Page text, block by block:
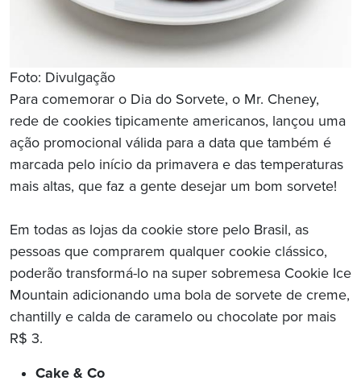
Foto: Divulgação
Para comemorar o Dia do Sorvete, o Mr. Cheney,
rede de cookies tipicamente americanos, lançou uma
ação promocional válida para a data que também é
marcada pelo início da primavera e das temperaturas
mais altas, que faz a gente desejar um bom sorvete!
Em todas as lojas da cookie store pelo Brasil, as
pessoas que comprarem qualquer cookie clássico,
poderão transformá-lo na super sobremesa Cookie Ice
Mountain adicionando uma bola de sorvete de creme,
chantilly e calda de caramelo ou chocolate por mais
R$ 3.
Cake & Co